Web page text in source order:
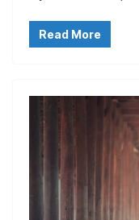
Read More